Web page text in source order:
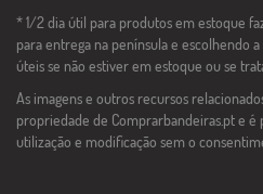
* 1/2 dia útil para produtos em estoque
para entrega na península e escolhendo
úteis se não estiver em estoque ou se
As imagens e outros recursos
propriedade de Comprarbandeiras.pt e é
utilização e modificação sem o